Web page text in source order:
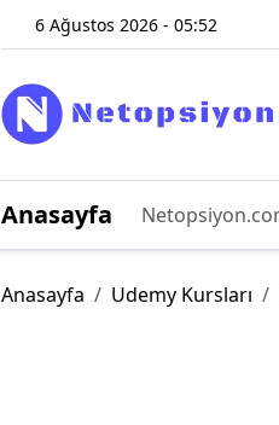
6 Ağustos 2026 - 05:52
Anasayfa
Anasayfa Udemy Kursları